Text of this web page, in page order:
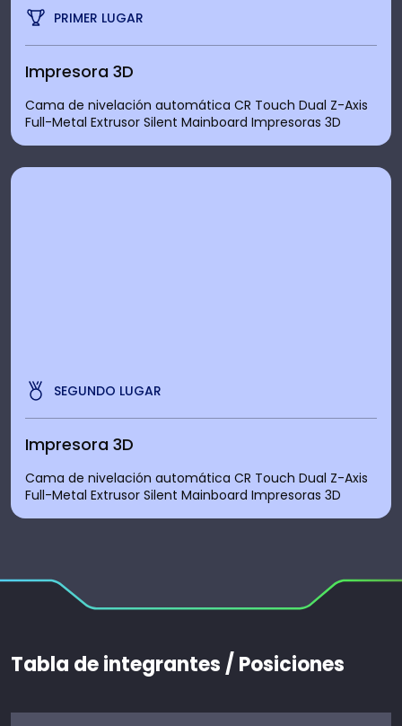
PRIMER LUGAR
Impresora 3D
Cama de nivelación automática CR Touch Dual Z-Axis
Full-Metal Extrusor Silent Mainboard Impresoras 3D
SEGUNDO LUGAR
Impresora 3D
Cama de nivelación automática CR Touch Dual Z-Axis
Full-Metal Extrusor Silent Mainboard Impresoras 3D
Tabla de integrantes / Posiciones